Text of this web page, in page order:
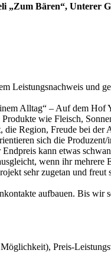
„Zum Bären“, Unterer
Leistungsnachweis und
Alltag“ – Auf dem Hof
wie Fleisch,
Region, Freude bei der
sich die
kann etwas
wenn ihr mehrere
sehr zugetan und
aufbauen. Bis
Preis-